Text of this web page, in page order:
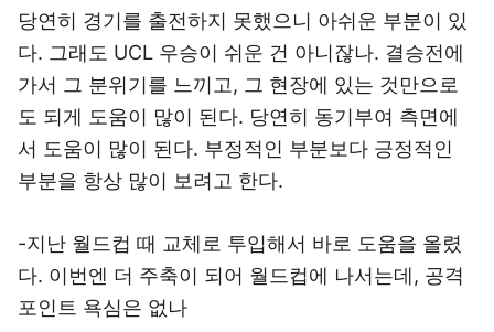
당연히 경기를 출전하지 못했으니 아쉬운 부분이 있
다. 그래도 UCL 우승이 쉬운 건 아니잖나. 결승전에
가서 그 분위기를 느끼고, 그 현장에 있는 것만으로
도 되게 도움이 많이 된다. 당연히 동기부여 측면에
서 도움이 많이 된다. 부정적인 부분보다 긍정적인
부분을 항상 많이 보려고 한다.
-지난 월드컵 때 교체로 투입해서 바로 도움을 올렸
다. 이번엔 더 주축이 되어 월드컵에 나서는데, 공격
포인트 욕심은 없나